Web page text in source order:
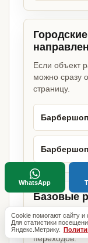
Если объект
можно сразу
страницу.
Базовые
обзор
переходов.
Cookie помогают сайту и
Для статистики
Яндекс.Метрику.
WhatsApp